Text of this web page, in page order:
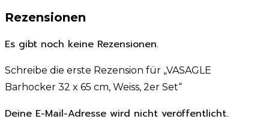
Rezensionen
Es gibt noch keine Rezensionen.
Schreibe die erste Rezension für „VASAGLE
Barhocker 32 x 65 cm, Weiss, 2er Set“
Deine E-Mail-Adresse wird nicht veröffentlicht.